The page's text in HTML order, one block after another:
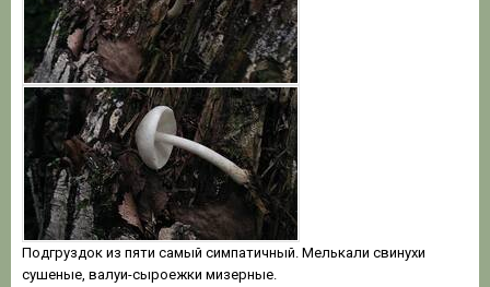
Подгруздок из пяти самый симпатичный. Мелькали свинухи
сушеные, валуи-сыроежки мизерные.